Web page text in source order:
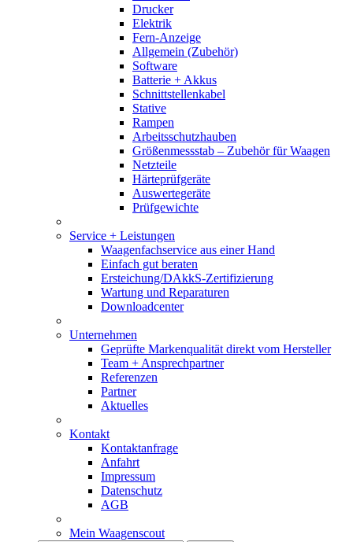
Drucker
Elektrik
Fern-Anzeige
Allgemein (Zubehör)
Software
Batterie + Akkus
Schnittstellenkabel
Stative
Rampen
Arbeitsschutzhauben
Größenmessstab – Zubehör für Waagen
Netzteile
Härteprüfgeräte
Auswertegeräte
Prüfgewichte
Service + Leistungen
Waagenfachservice aus einer Hand
Einfach gut beraten
Ersteichung/DAkkS-Zertifizierung
Wartung und Reparaturen
Downloadcenter
Unternehmen
Geprüfte Markenqualität direkt vom Hersteller
Team + Ansprechpartner
Referenzen
Partner
Aktuelles
Kontakt
Kontaktanfrage
Anfahrt
Impressum
Datenschutz
AGB
Mein Waagenscout